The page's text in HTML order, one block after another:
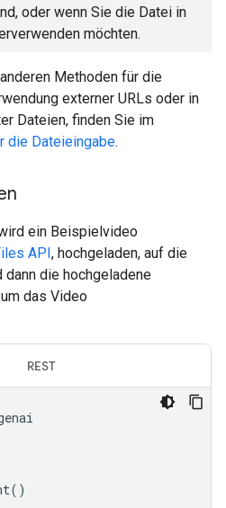
oder wenn Sie die Datei in
möchten.
Methoden für die
externer URLs oder in
Dateien, finden Sie im
die Dateieingabe.
ein Beispielvideo
API, hochgeladen, auf die
die hochgeladene
das Video
REST
()